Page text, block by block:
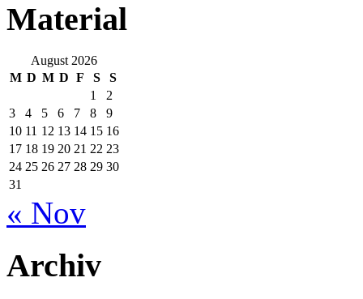
Material
August 2026
M D M D F S
S
1
2
3
4 5 6 7 8
9
10 11 12 13 14 15 16
17 18 19 20 21 22 23
24 25 26 27 28 29 30
31
« Nov
Archiv